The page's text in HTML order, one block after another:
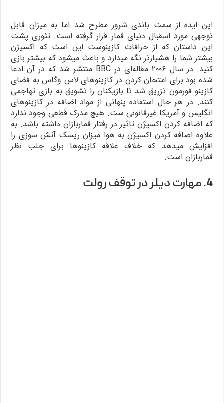
این ایده‌ از سمت باندی شرور مطرح شد اما به میزان قابل
توجهی مورد اسقبال دنیای قمار قرار گرفته است. تئوری پشت
این داستان که از خرافات کازینوست این است که اکسیژن
بیشتر شما را هشیار‌تر نگه میدارد و باعث میشود که بیشتر بازی
کنید. در سال ۲۰۰۶ مقاله‌ای در BBC منتشر شد که در آن ادعا
شده بود برای امتحان کردن در کازینوهای لاس وگاس به فضای
کازینو فورمون تزریق شد تا بازیکنان را تشویق به بازی تهاجمی
کنند. در هر حال استفاده پنهانی از مواد اضافه در کازینوهای
انگلیس و آمریکا غیرقانونی ست. هیچ مدرک قطعی وجود ندارد
که اضافه کردن اکسیژن تاثیر در رفتار قماربازان داشته باشد. به
علاوه اضافه کردن اکسیژن به هوا میزان ریسک آتش سوزی را
افزایش میدهد که خلاف علاقه کازینوها برای جلب نظر
قماربازان است.
4. مهارت دیلر در توقف رولت